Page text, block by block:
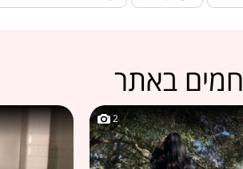
חמים באתר
2